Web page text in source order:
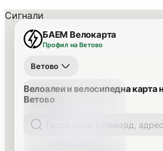
БАЕМ Велокарта
Профил на Ветово
Ветово
Велоалеи и велосипедна карта
Ветово
Сигнали